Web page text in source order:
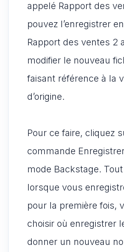
appelé Rapport des
pouvez l’enregistrer
Rapport des ventes 2
modifier le nouveau
faisant référence à la
d’origine.
Pour ce faire, cliquez
commande
mode Backstage.
lorsque vous
pour la première fois,
choisir où enregistrer
donner un nouveau